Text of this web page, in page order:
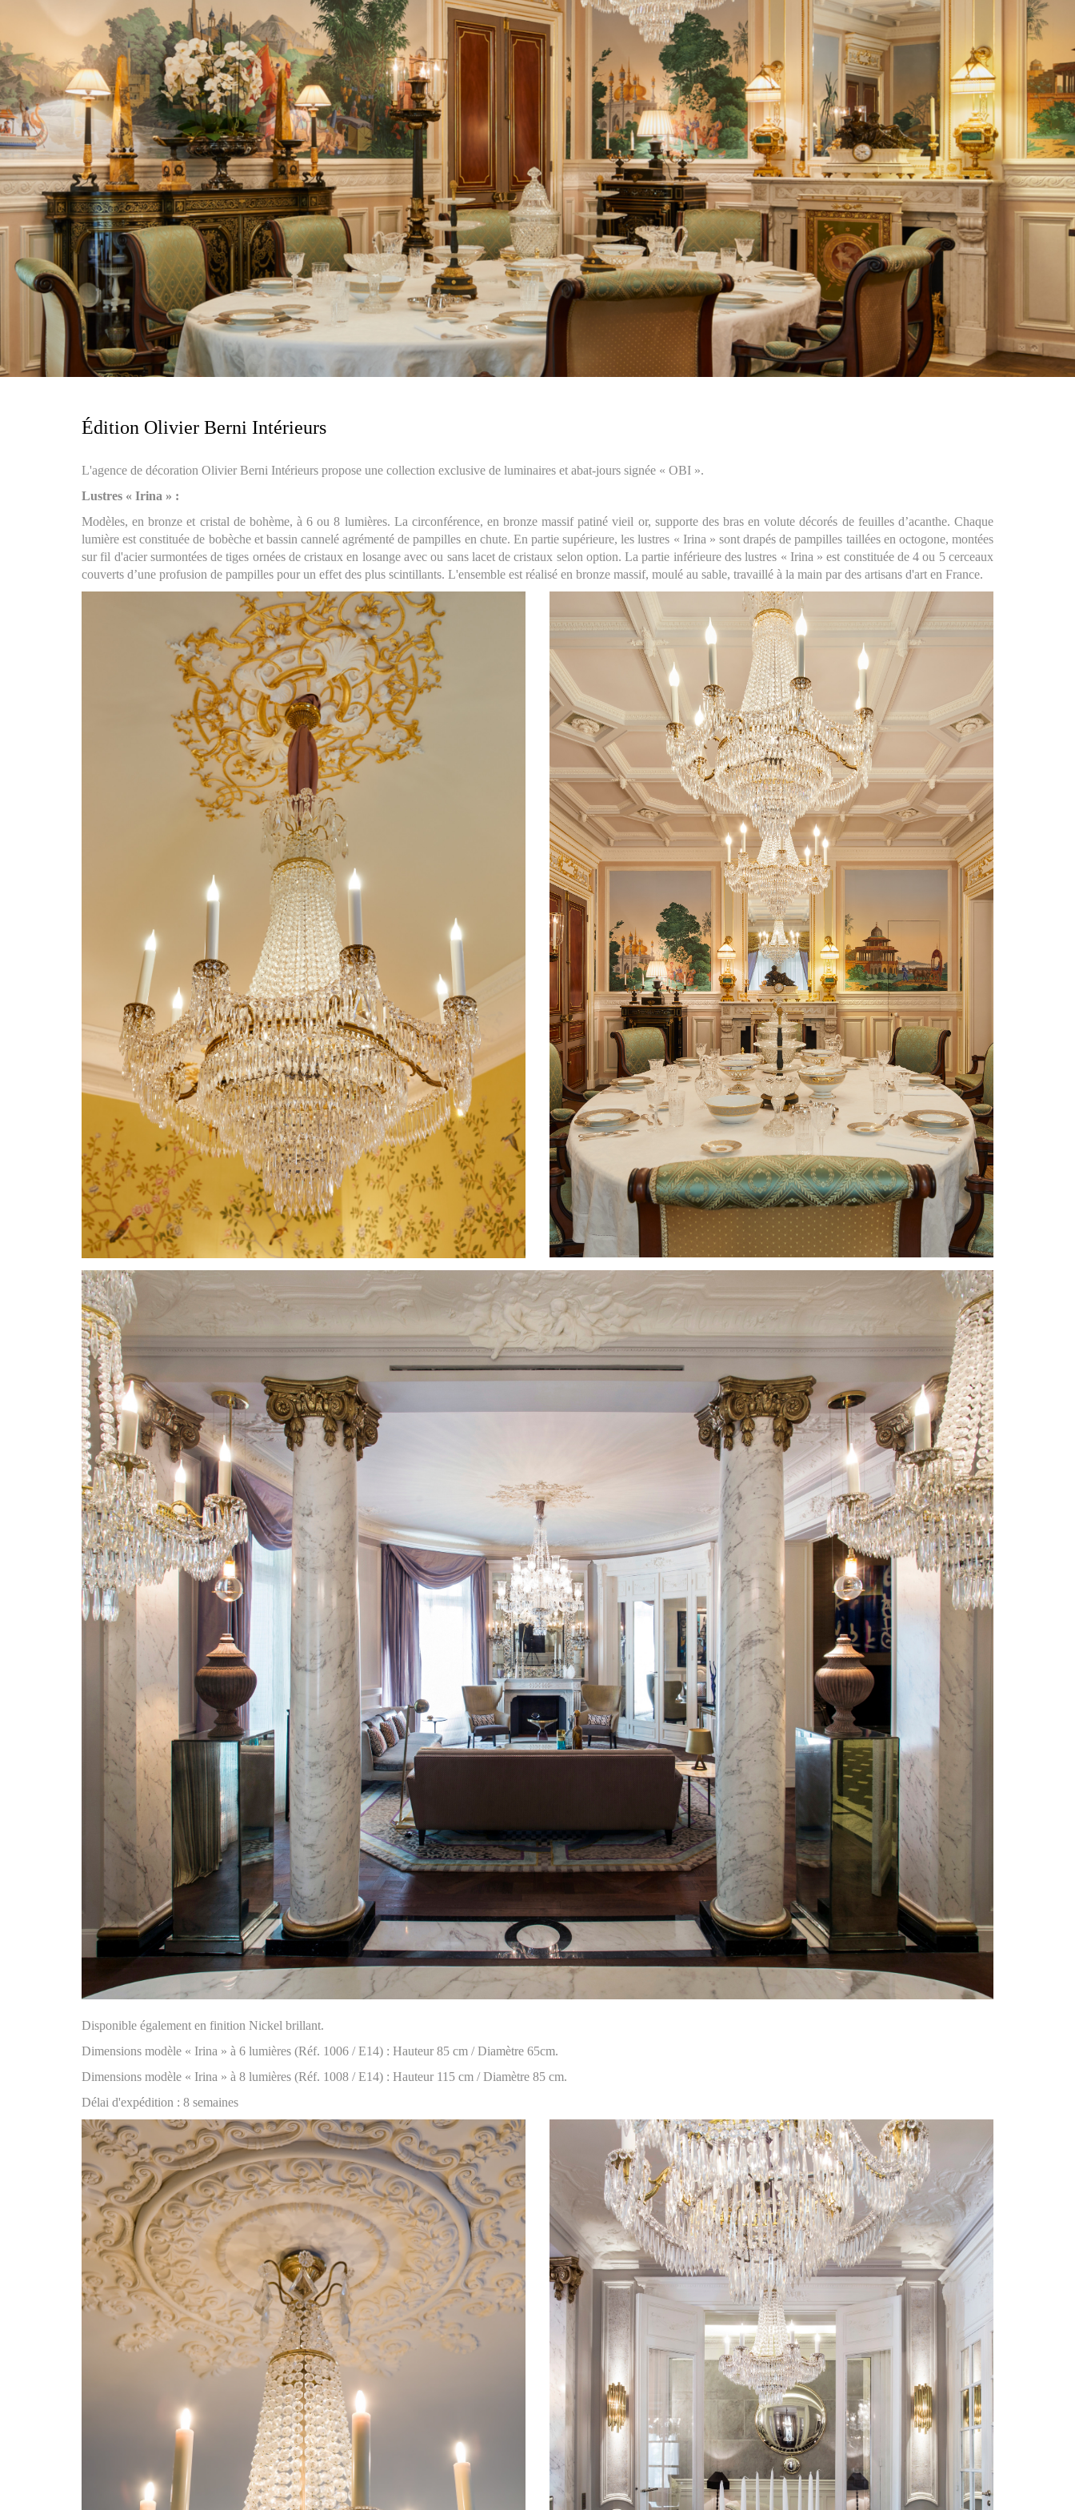
Édition Olivier Berni Intérieurs
L'agence de décoration Olivier Berni Intérieurs propose une collection exclusive de luminaires et abat-jours signée « OBI ».
Lustres « Irina » :
Modèles, en bronze et cristal de bohème, à 6 ou 8 lumières. La circonférence, en bronze massif patiné vieil or, supporte des bras en volute décorés de feuilles d’acanthe. Chaque
lumière est constituée de bobèche et bassin cannelé agrémenté de pampilles en chute. En partie supérieure, les lustres « Irina » sont drapés de pampilles taillées en octogone, montées
sur fil d'acier surmontées de tiges ornées de cristaux en losange avec ou sans lacet de cristaux selon option. La partie inférieure des lustres « Irina » est constituée de 4 ou 5 cerceaux
couverts d’une profusion de pampilles pour un effet des plus scintillants. L'ensemble est réalisé en bronze massif, moulé au sable, travaillé à la main par des artisans d'art en France.
Disponible également en finition Nickel brillant.
Dimensions modèle « Irina » à 6 lumières (Réf. 1006 / E14) : Hauteur 85 cm / Diamètre 65cm.
Dimensions modèle « Irina » à 8 lumières (Réf. 1008 / E14) : Hauteur 115 cm / Diamètre 85 cm.
Délai d'expédition : 8 semaines